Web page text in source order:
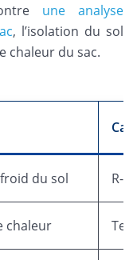
une analyse
, l’isolation du sol
chaleur du sac.
du sol R-
chaleur